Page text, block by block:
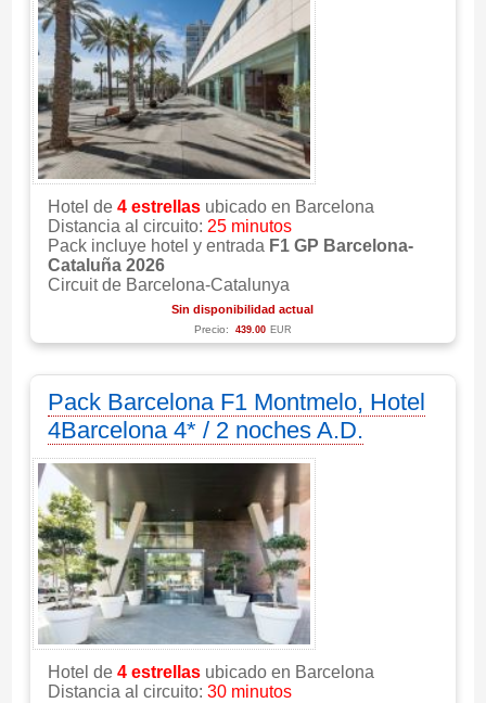
Hotel de 4 estrellasubicado en Barcelona
Distancia al circuito: 25 minutos
Pack incluye hotel y entrada F1 GP Barcelona-
Cataluña 2026
Circuit de Barcelona-Catalunya
Sin disponibilidad actual
Precio: 439.00 EUR
Pack Barcelona F1 Montmelo, Hotel
4Barcelona 4* / 2 noches A.D.
Hotel de 4 estrellasubicado en Barcelona
Distancia al circuito: 30 minutos